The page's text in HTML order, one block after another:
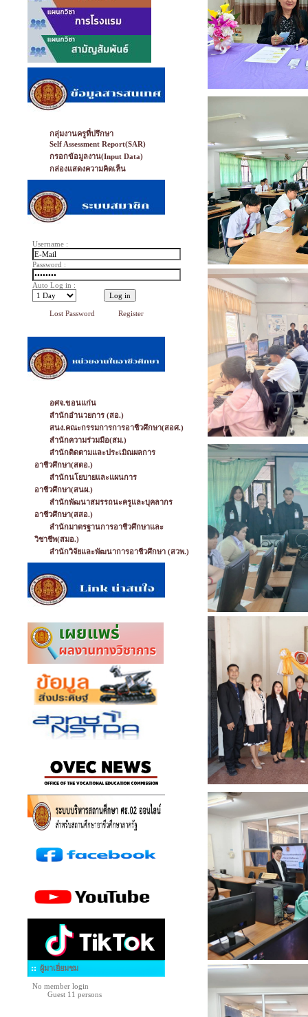
กลุ่มงานครูที่ปรึกษา
Self Assessment Report(SAR)
กรอกข้อมูลงาน(Input Data)
กล่องแสดงความคิดเห็น
Username :
Password :
Auto Log in :
Lost Password Register
อศจ.ขอนแก่น
สำนักอำนวยการ (สอ.)
สนง.คณะกรรมการการอาชีวศึกษา(สอศ.)
สำนักความร่วมมือ(สม.)
สำนักติดตามและประเมิณผลการ
อาชีวศึกษา(สตอ.)
สำนักนโยบายและแผนการ
อาชีวศึกษา(สนผ.)
สำนักพัฒนาสมรรถนะครูและบุคลากร
อาชีวศึกษา(สสอ.)
สำนักมาตรฐานการอาชีวศึกษาและ
วิชาชีพ(สมอ.)
สำนักวิจัยและพัฒนาการอาชีวศึกษา (สวพ.)
ผู้มาเยี่ยมชม
No member login
Guest 11 persons